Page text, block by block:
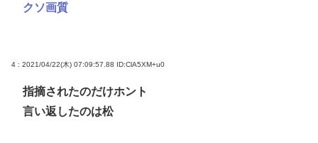
クソ画質
4 : 2021/04/22(木) 07:09:57.88 ID:ClA5XM+u0
指摘されたのだけホント
言い返したのは松